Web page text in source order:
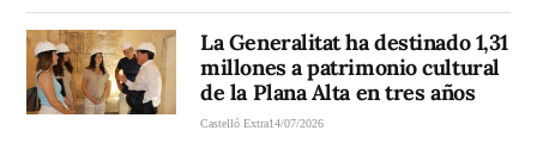
La Generalitat ha destinado 1,31
millones a patrimonio cultural
de la Plana Alta en tres años
Castelló Extra14/07/2026